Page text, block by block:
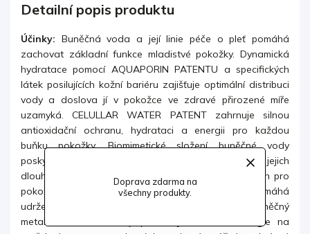
Doprava zdarma na
všechny produkty.
Detailní popis produktu
Účinky: Buněčná voda a její linie péče o pleť pomáhá
zachovat základní funkce mladistvé pokožky. Dynamická
hydratace pomocí AQUAPORIN PATENTU a specifických
látek posilujících kožní bariéru zajišťuje optimální distribuci
vody a doslova jí v pokožce ve zdravé přirozené míře
uzamyká. CELULLAR WATER PATENT zahrnuje silnou
antioxidační ochranu, hydrataci a energii pro každou
buňku pokožky. Biomimetické složení buněčné vody
poskytuje kožním buňkám domácí prostředí, pro jejich
dlouhou životnost.
Silný mix antioxidantů, přirozených pro
pokožku, svým bojem proti volným radikálům pomáhá
udržet mladistvost pokožky. Výrazně zvyšuje buněčný
metabolismus buněk, ty pak mají dostatek energie na